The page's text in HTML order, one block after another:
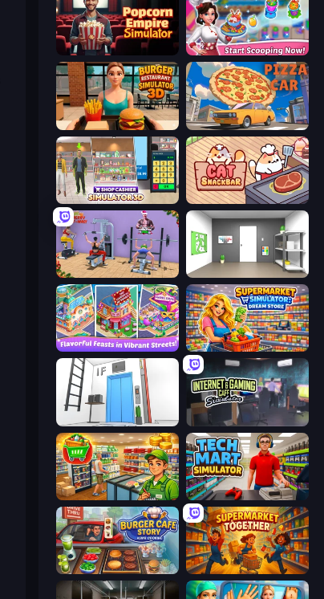
Ice Cream Fever: Cooking Game
Pizza Car
Cat Snack Bar
Gym Simulator 2024 Paint Room Escape
Mom's Diary 2 Supermarket Simulator: Dream Store
Elevator Room Escape
Supermarket Simulator: Desert Tech Mart Simulator
Burger Cafe Story ASMR Cooking Supermarket Together